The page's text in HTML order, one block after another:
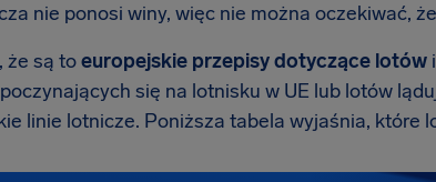
nie ponosi winy, więc nie można oczekiwać,
że są toeuropejskie przepisy dotyczące lotów
się na lotnisku w UE lub lotów
linie lotnicze. Poniższa tabela wyjaśnia, które